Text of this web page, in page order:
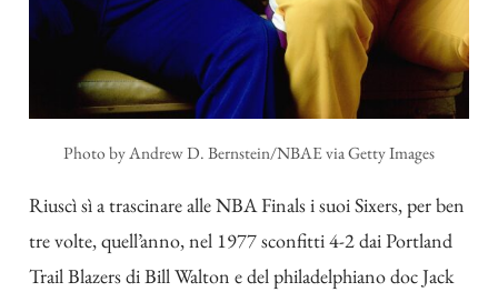
Photo by Andrew D. Bernstein/NBAE via Getty Images
Riuscì sì a trascinare alle NBA Finals i suoi Sixers, per ben
tre volte, quell’anno, nel 1977 sconfitti 4-2 dai Portland
Trail Blazers di Bill Walton e del philadelphiano doc Jack